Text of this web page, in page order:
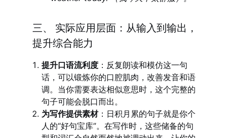
三、 实际应用层面：从输入到输出，
提升综合能力
提升口语流利度 ：反复朗读和模仿这一句
话，可以锻炼你的口腔肌肉，改善发音和语
调。当你需要表达相似意思时，这个完整的
句子可能会脱口而出。
为写作提供素材：日积月累的句子就是你个
人的“好句宝库”。在写作时，这些储备的句